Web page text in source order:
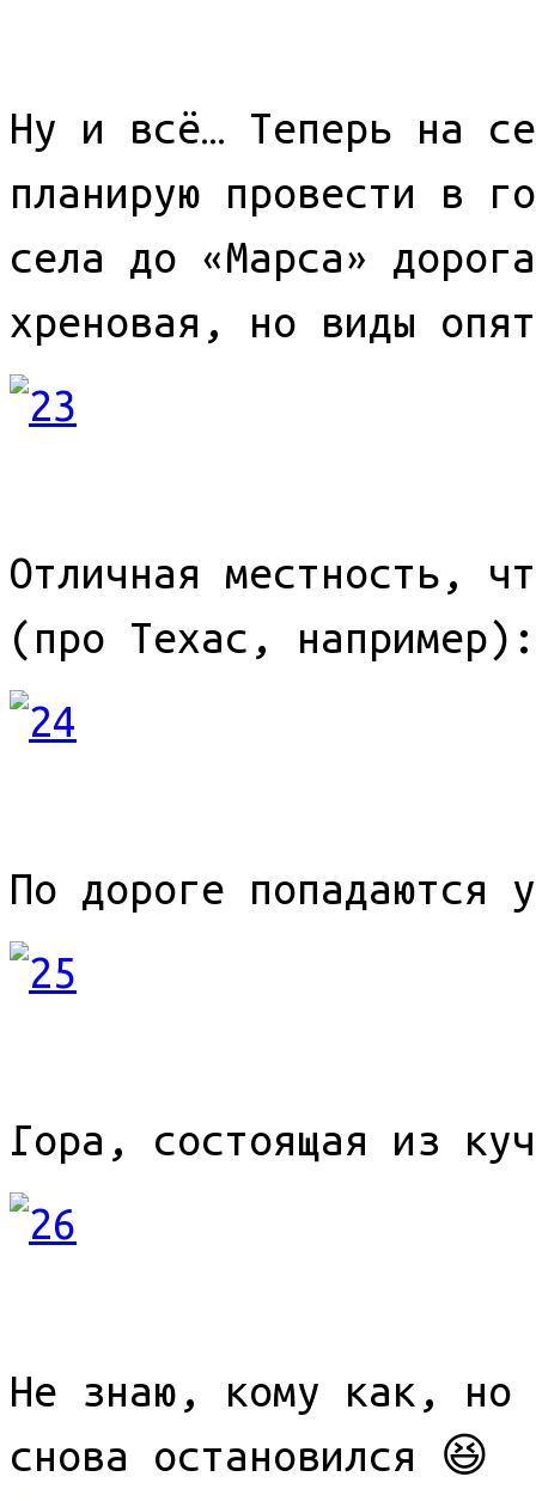
Ну и всё… Теперь на
планирую провести в
села до «Марса»
хреновая, но виды
Отличная местность,
(про Техас, например):
По дороге попадаются
Гора, состоящая из
Не знаю, кому как, но
снова остановился 😆